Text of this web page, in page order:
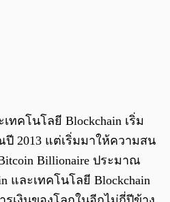
คโนโลยี Blockchain เริ่ม
2013 แต่เริ่มมาให้ความสน
Billionaire ประมาณ
และเทคโนโลยี Blockchain